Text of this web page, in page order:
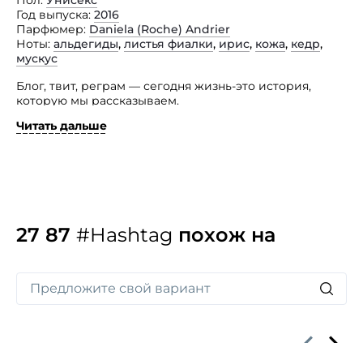
Год выпуска 2016
Парфюмер Daniela (Roche) Andrier
Ноты альдегиды, листья фиалки, ирис, кожа, кедр,
мускус
Блог, твит, реграм — сегодня жизнь-это история,
которую мы рассказываем.
#Hashtag — это история, которую мы ощущаем!
Читать дальше
27 87 #Hashtag похож на